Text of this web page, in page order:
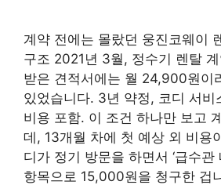
계약 전에는 몰랐던 웅진코웨이
구조 2021년 3월, 정수기 렌탈
받은 견적서에는 월 24,900원이
있었습니다. 3년 약정, 코디 서비
비용 포함. 이 조건 하나만 보고
데, 13개월 차에 첫 예상 외 비용
디가 정기 방문을 하면서 ‘급수관
항목으로 15,000원을 청구한 겁